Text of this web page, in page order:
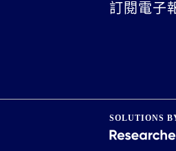
訂閱電子
SOLUTIONS